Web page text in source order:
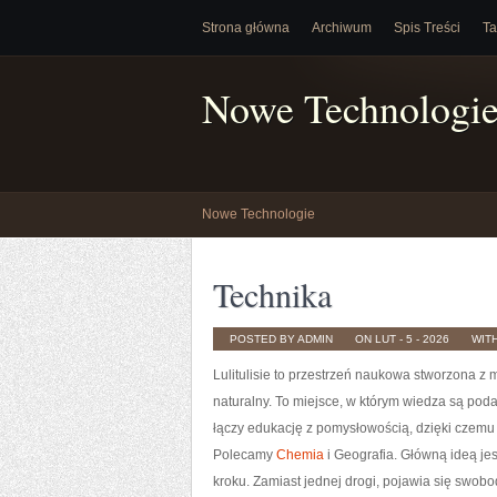
Strona główna Archiwum Spis Treści
Nowe
Nowe Technologie
Technika
POSTED BY ADMIN ON LUT - 5 - 2026
Lulitulisie to przestrzeń naukowa stworzona z
naturalny. To miejsce, w którym wiedza są
łączy edukację z pomysłowością, dzięki
Polecamy Chemia i Geografia. Główną ideą
kroku. Zamiast jednej drogi, pojawia się